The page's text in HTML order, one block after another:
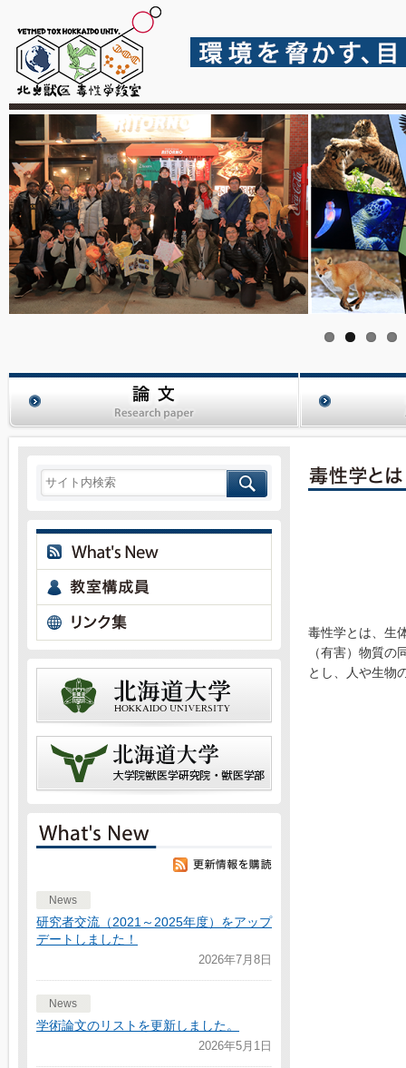
毒性学とは、生
（有害）物質
とし、人や生物
News
研究者交流（2021～2025年度）をアップ
デートしました！
2026年7月8日
News
学術論文のリストを更新しました。
2026年5月1日